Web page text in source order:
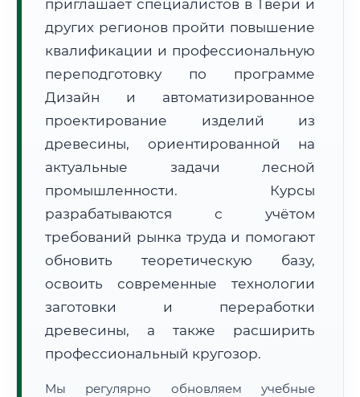
Формат учебы:
🗺️ Зона обслуживания: г. Тверь
Расчет логистики оригиналов:
• Маршрут транзита:~2 877 км
📜 Документы и аккредитация ФИС ФРДО
приглашает специалистов в Твери и
других регионов пройти повышение
квалификации и профессиональную
переподготовку по программе
Дизайн и автоматизированное
проектирование изделий из
древесины, ориентированной на
актуальные задачи лесной
промышленности. Курсы
разрабатываются с учётом
требований рынка труда и помогают
обновить теоретическую базу,
освоить современные технологии
заготовки и переработки
древесины, а также расширить
профессиональный кругозор.
Мы регулярно обновляем учебные